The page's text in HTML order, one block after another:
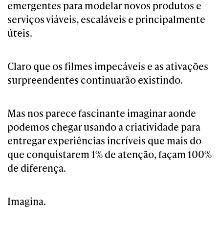
emergentes para modelar novos produtos e
serviços viáveis, escaláveis e principalmente
úteis.
Claro que os filmes impecáveis e as ativações
surpreendentes continuarão existindo.
Mas nos parece fascinante imaginar aonde
podemos chegar usando a criatividade para
entregar experiências incríveis que mais do
que conquistarem 1% de atenção, façam 100%
de diferença.
Imagina.